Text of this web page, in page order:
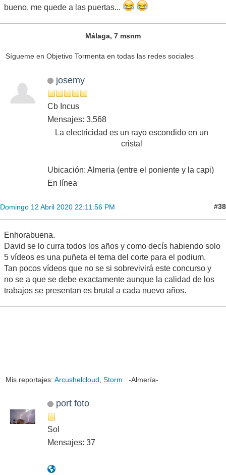
bueno, me quede a las puertas...
Málaga, 7 msnm
Sígueme en Objetivo Tormenta en todas las redes sociales
josemy
Cb Incus
Mensajes: 3,568
La electricidad es un rayo escondido en un
cristal
Ubicación: Almeria (entre el poniente y la capi)
En línea
Domingo 12 Abril 2020 22:11:56 PM #38
Enhorabuena.
David se lo curra todos los años y como decís habiendo solo
5 vídeos es una puñeta el tema del corte para el podium.
Tan pocos vídeos que no se si sobrevivirá este concurso y
no se a que se debe exactamente aunque la calidad de los
trabajos se presentan es brutal a cada nuevo años.
Mis reportajes: Arcushelcloud Storm -Almería-
port foto
Sol
Mensajes: 37